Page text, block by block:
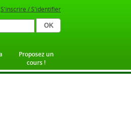
S'inscrire / S'identifier
Proposez un
cours !